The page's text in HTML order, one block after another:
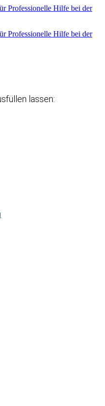
Professionelle Hilfe bei der
Professionelle Hilfe bei der
lassen: